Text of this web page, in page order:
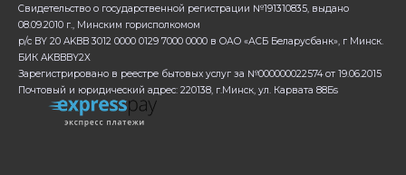
Свидетельство о государственной регистрации №191310835, выдано
08.09.2010 г., Минским горисполкомом
р/с BY 20 AKBB 3012 0000 0129 7000 0000 в ОАО «АСБ Беларусбанк», г Минск.
БИК AKBBBY2X
Зарегистрировано в реестре бытовых услуг за №000000022574 от 19.06.2015
Почтовый и юридический адрес: 220138, г.Минск, ул. Карвата 88Бs